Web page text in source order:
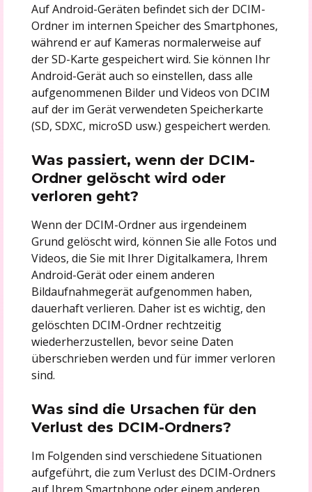
Auf Android-Geräten befindet sich der DCIM-
Ordner im internen Speicher des Smartphones,
während er auf Kameras normalerweise auf
der SD-Karte gespeichert wird. Sie können Ihr
Android-Gerät auch so einstellen, dass alle
aufgenommenen Bilder und Videos von DCIM
auf der im Gerät verwendeten Speicherkarte
(SD, SDXC, microSD usw.) gespeichert werden.
Was passiert, wenn der DCIM-
Ordner gelöscht wird oder
verloren geht?
Wenn der DCIM-Ordner aus irgendeinem
Grund gelöscht wird, können Sie alle Fotos und
Videos, die Sie mit Ihrer Digitalkamera, Ihrem
Android-Gerät oder einem anderen
Bildaufnahmegerät aufgenommen haben,
dauerhaft verlieren. Daher ist es wichtig, den
gelöschten DCIM-Ordner rechtzeitig
wiederherzustellen, bevor seine Daten
überschrieben werden und für immer verloren
sind.
Was sind die Ursachen für den
Verlust des DCIM-Ordners?
Im Folgenden sind verschiedene Situationen
aufgeführt, die zum Verlust des DCIM-Ordners